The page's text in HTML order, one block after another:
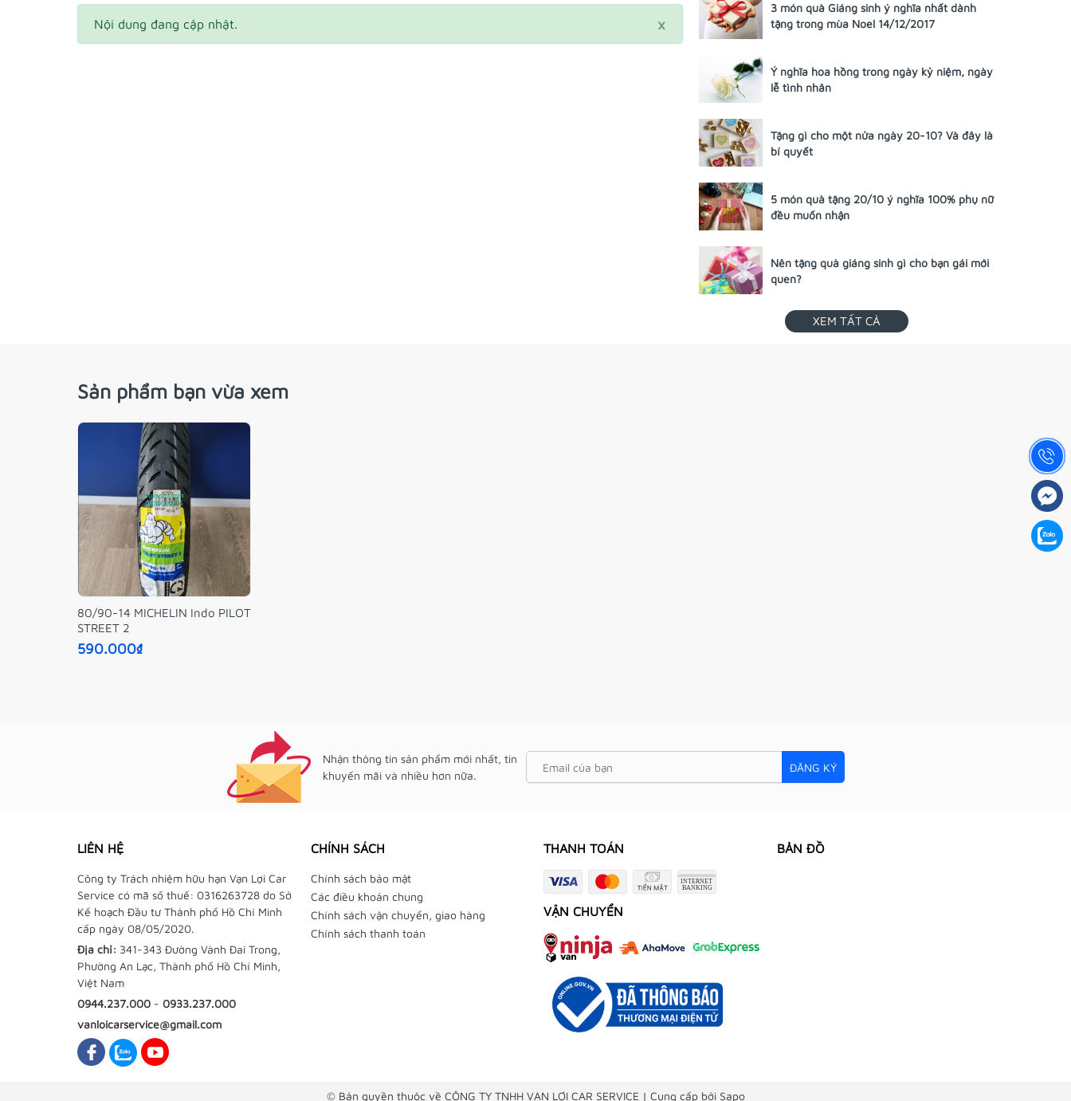
×
Nội dung đang cập nhật.
3 món quà Giáng sinh ý nghĩa nhất dành
tặng trong mùa Noel 14/12/2017
Ý nghĩa hoa hồng trong ngày kỷ niệm, ngày
lễ tình nhân
Tặng gì cho một nửa ngày 20-10? Và đây là
bí quyết
5 món quà tặng 20/10 ý nghĩa 100% phụ nữ
đều muốn nhận
Nên tặng quà giáng sinh gì cho bạn gái mới
quen?
XEM TẤT CẢ
Sản phẩm bạn vừa xem
80/90-14 MICHELIN Indo PILOT
STREET 2
590.000₫
Nhận thông tin sản phẩm mới nhất, tin
khuyến mãi và nhiều hơn nữa.
ĐĂNG KÝ
LIÊN HỆ
Công ty Trách nhiệm hữu hạn Vạn Lợi Car
Service có mã số thuế: 0316263728 do Sở
Kế hoạch Đầu tư Thành phố Hồ Chí Minh
cấp ngày 08/05/2020.
Địa chỉ: 341-343 Đường Vành Đai Trong,
Phường An Lạc, Thành phố Hồ Chí Minh,
Việt Nam
0944.237.000 - 0933.237.000
vanloicarservice@gmail.com
CHÍNH SÁCH
Chính sách bảo mật
Các điều khoản chung
Chính sách vận chuyển, giao hàng
Chính sách thanh toán
THANH TOÁN
VẬN CHUYỂN
BẢN ĐỒ
© Bản quyền thuộc về CÔNG TY TNHH VẠN LỢI CAR SERVICE | Cung cấp bởi Sapo